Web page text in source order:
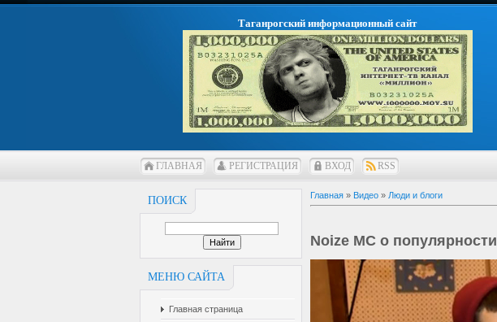
Таганрогский информационный сайт
ГЛАВНАЯ РЕГИСТРАЦИЯ ВХОД RSS
ПОИСК
МЕНЮ САЙТА
Главная страница
Главная » Видео » Люди и блоги
Noize MC о популярности